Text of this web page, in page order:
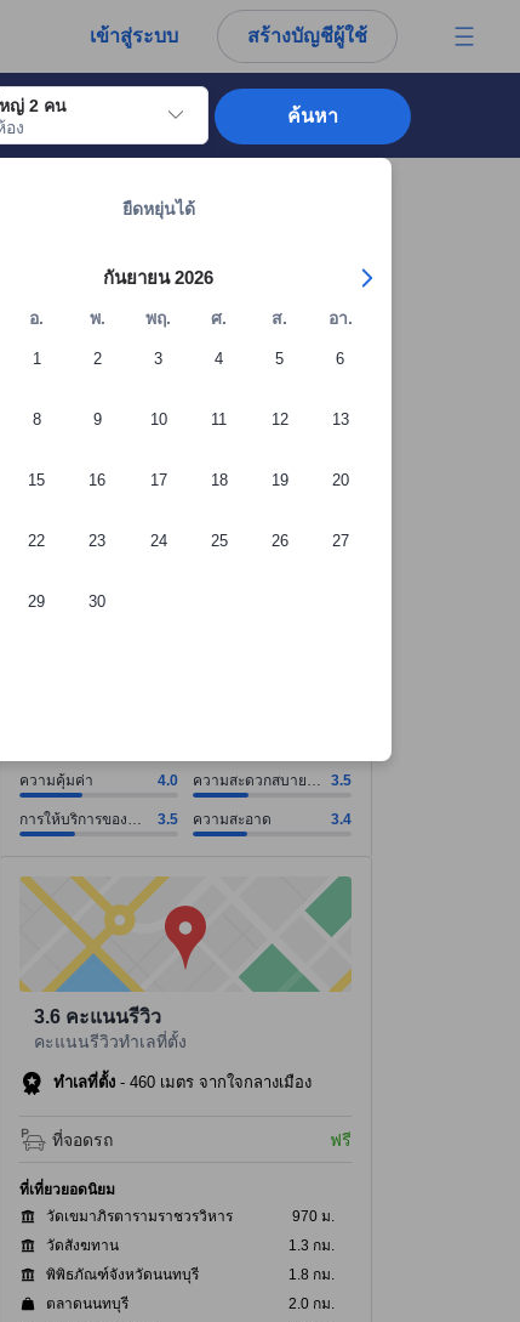
เข้าสู่ระบบ สร้างบัญชีผู้ใช้
ญ่ 2 คน
อง
เช็คอินที่ต้องการ ให้กดปุ่ม Enter เพื่อเลือกวันเช็คอินดังกล่าว ทำซ้ำขั้นตอ
ยืดหยุ่นได้
กันยายน 2026
อ. พ. พฤ. ศ. ส. อา.
1 2 3 4 5 6
8 9 10 11 12 13
15 16 17 18 19 20
22 23 24 25 26 27
29 30
ค้นหา
ความคุ้มค่า 4.0
ความสะดวกสบาย
ของห้องพัก
3.5
การให้บริการของ
พนักงาน
3.5 ความสะอาด 3.4
3.6 คะแนนรีวิว
คะแนนรีวิวทำเลที่ตั้ง
ทำเลที่ตั้ง - 460 เมตร จากใจกลางเมือง
ที่จอดรถ ฟรี
ที่เที่ยวยอดนิยม
วัดเขมาภิรตารามราชวรวิหาร
970 ม.
วัดสังฆทาน
1.3 กม.
พิพิธภัณฑ์จังหวัดนนทบุรี
1.8 กม.
ตลาดนนทบุรี
2.0 กม.
ตรงของผู้เข้าพักอย่างแท้จริง